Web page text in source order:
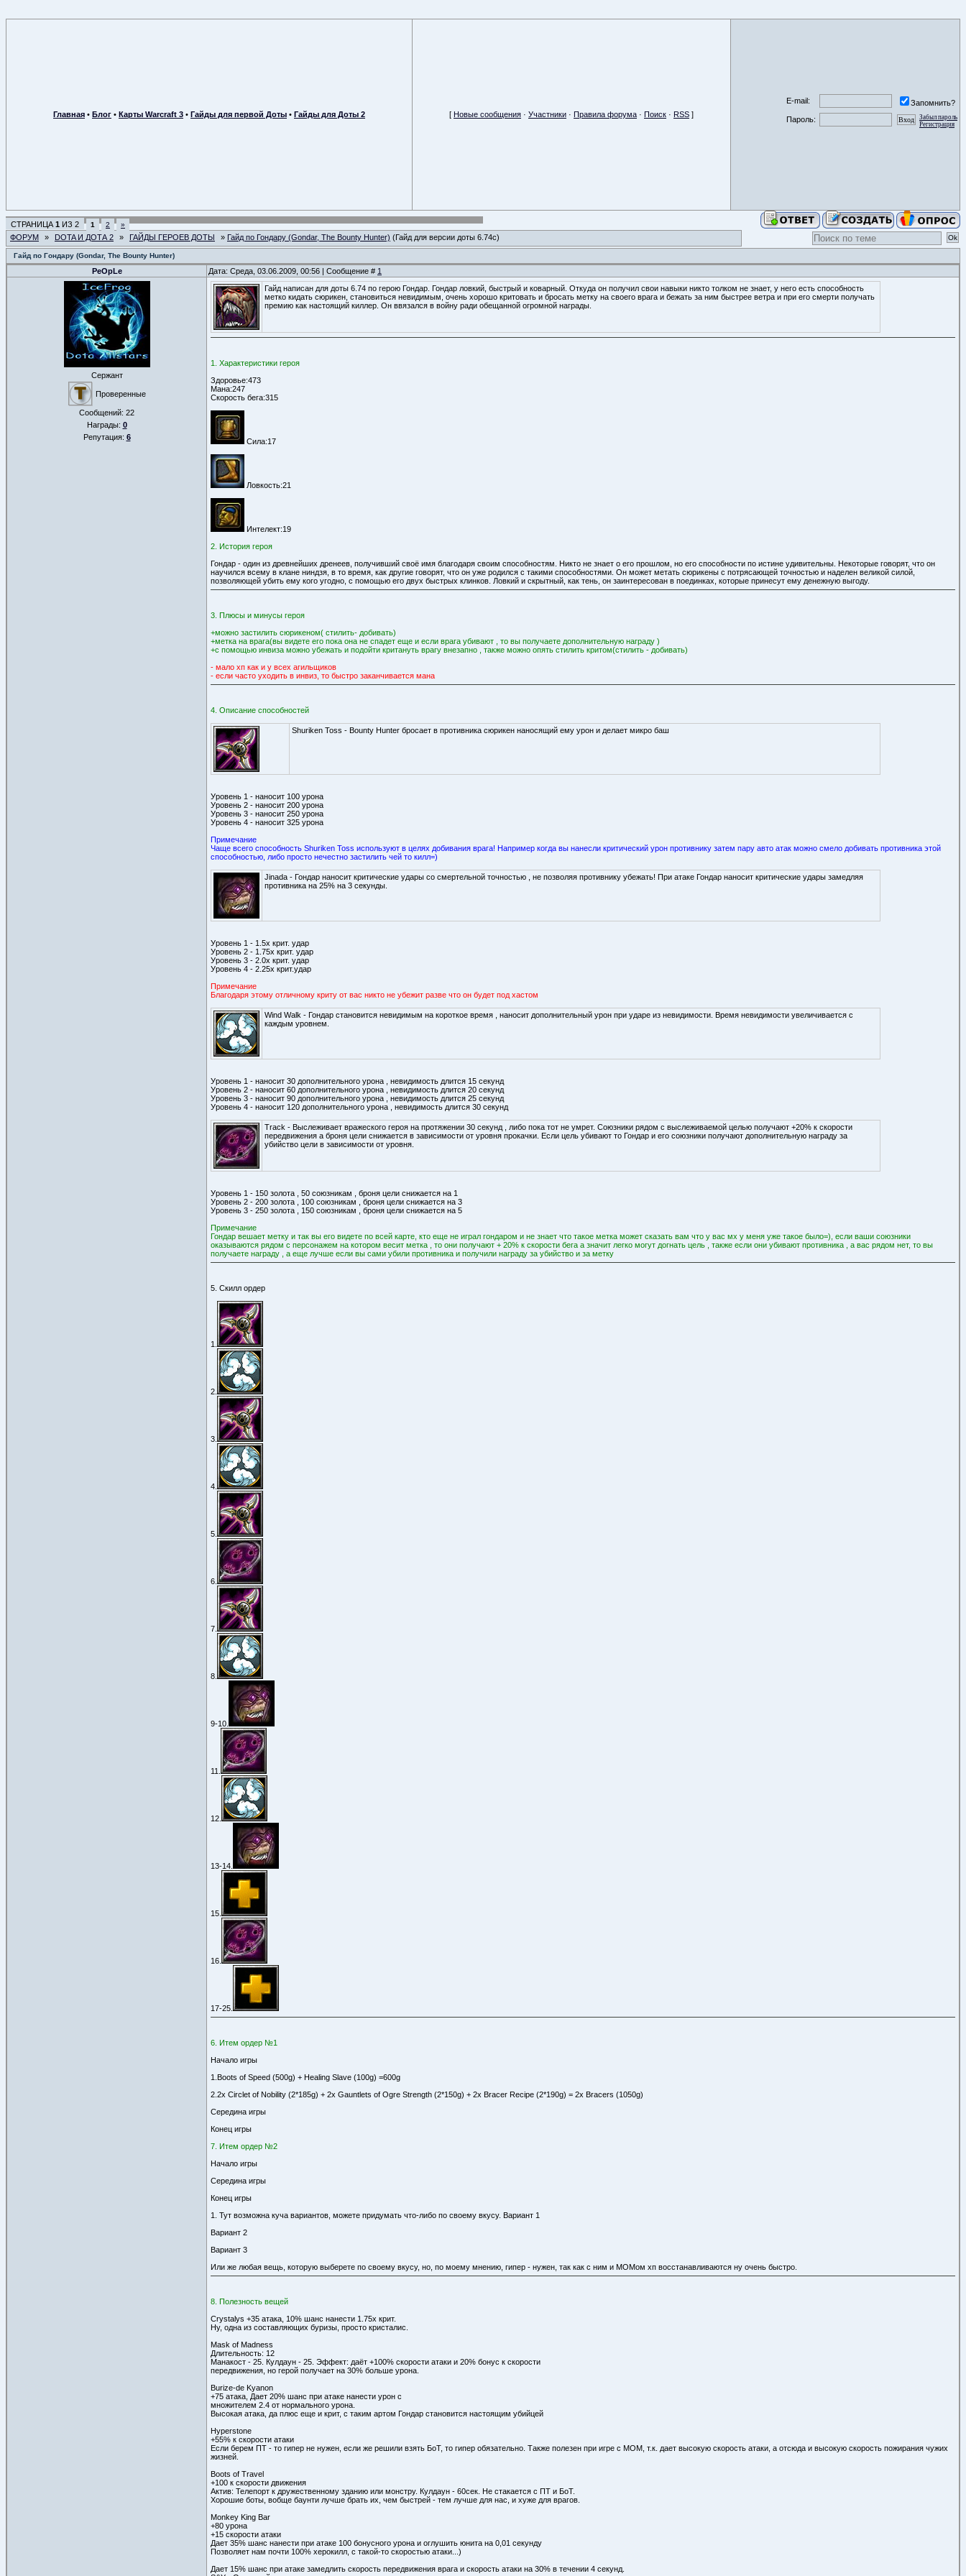
Главная • Блог • Карты Warcraft 3 • Гайды для первой Доты • Гайды для Доты 2 [ Новые сообщения · Участники · Правила форума · Поиск · RSS ]
E-mail:
Запомнить?
Пароль:
Забыл пароль
Регистрация
СТРАНИЦА 1 ИЗ 2 1 2 »
ФОРУМ » DOTA И ДОТА 2 » ГАЙДЫ ГЕРОЕВ ДОТЫ » Гайд по Гондару (Gondar, The Bounty Hunter) (Гайд для версии доты 6.74с)
Гайд по Гондару (Gondar, The Bounty Hunter)
PeOpLe Дата: Среда, 03.06.2009, 00:56 | Сообщение # 1
Сержант
Проверенные
Сообщений: 22
Награды: 0
Репутация: 6
Гайд написан для доты 6.74 по герою Гондар. Гондар ловкий, быстрый и коварный. Откуда он получил свои навыки никто толком не знает, у него есть способность
метко кидать сюрикен, становиться невидимым, очень хорошо критовать и бросать метку на своего врага и бежать за ним быстрее ветра и при его смерти получать
премию как настоящий киллер. Он ввязался в войну ради обещанной огромной награды.
1. Характеристики героя
Здоровье:473
Мана:247
Скорость бега:315
Сила:17
Ловкость:21
Интелект:19
2. История героя
Гондар - один из древнейших дренеев, получивший своё имя благодаря своим способностям. Никто не знает о его прошлом, но его способности по истине удивительны. Некоторые говорят, что он
научился всему в клане ниндзя, в то время, как другие говорят, что он уже родился с такими способностями. Он может метать сюрикены с потрясающей точностью и наделен великой силой,
позволяющей убить ему кого угодно, с помощью его двух быстрых клинков. Ловкий и скрытный, как тень, он заинтересован в поединках, которые принесут ему денежную выгоду.
3. Плюсы и минусы героя
+можно застилить сюрикеном( стилить- добивать)
+метка на врага(вы видете его пока она не спадет еще и если врага убивают , то вы получаете дополнительную награду )
+с помощью инвиза можно убежать и подойти критануть врагу внезапно , также можно опять стилить критом(стилить - добивать)
- мало хп как и у всех агильщиков
- если часто уходить в инвиз, то быстро заканчивается мана
4. Описание способностей
Shuriken Toss - Bounty Hunter бросает в противника сюрикен наносящий ему урон и делает микро баш
Уровень 1 - наносит 100 урона
Уровень 2 - наносит 200 урона
Уровень 3 - наносит 250 урона
Уровень 4 - наносит 325 урона
Примечание
Чаще всего способность Shuriken Toss используют в целях добивания врага! Например когда вы нанесли критический урон противнику затем пару авто атак можно смело добивать противника этой
способностью, либо просто нечестно застилить чей то килл=)
Jinada - Гондар наносит критические удары со смертельной точностью , не позволяя противнику убежать! При атаке Гондар наносит критические удары замедляя
противника на 25% на 3 секунды.
Уровень 1 - 1.5х крит. удар
Уровень 2 - 1.75х крит. удар
Уровень 3 - 2.0х крит. удар
Уровень 4 - 2.25х крит.удар
Примечание
Благодаря этому отличному криту от вас никто не убежит разве что он будет под хастом
Wind Walk - Гондар становится невидимым на короткое время , наносит дополнительный урон при ударе из невидимости. Время невидимости увеличивается с
каждым уровнем.
Уровень 1 - наносит 30 дополнительного урона , невидимость длится 15 секунд
Уровень 2 - наносит 60 дополнительного урона , невидимость длится 20 секунд
Уровень 3 - наносит 90 дополнительного урона , невидимость длится 25 секунд
Уровень 4 - наносит 120 дополнительного урона , невидимость длится 30 секунд
Track - Выслеживает вражеского героя на протяжении 30 секунд , либо пока тот не умрет. Союзники рядом с выслеживаемой целью получают +20% к скорости
передвижения а броня цели снижается в зависимости от уровня прокачки. Если цель убивают то Гондар и его союзники получают дополнительную награду за
убийство цели в зависимости от уровня.
Уровень 1 - 150 золота , 50 союзникам , броня цели снижается на 1
Уровень 2 - 200 золота , 100 союзникам , броня цели снижается на 3
Уровень 3 - 250 золота , 150 союзникам , броня цели снижается на 5
Примечание
Гондар вешает метку и так вы его видете по всей карте, кто еще не играл гондаром и не знает что такое метка может сказать вам что у вас мх у меня уже такое было=), если ваши союзники
оказываются рядом с персонажем на котором весит метка , то они получают + 20% к скорости бега а значит легко могут догнать цель , также если они убивают противника , а вас рядом нет, то вы
получаете награду , а еще лучше если вы сами убили противника и получили награду за убийство и за метку
5. Скилл ордер
1.
2.
3.
4.
5.
6.
7.
8.
9-10.
11.
12.
13-14.
15.
16.
17-25.
6. Итем ордер №1
Начало игры
1.Boots of Speed (500g) + Healing Slave (100g) =600g
2.2х Circlet of Nobility (2*185g) + 2x Gauntlets of Ogre Strength (2*150g) + 2x Bracer Recipe (2*190g) = 2x Bracers (1050g)
Середина игры
Конец игры
7. Итем ордер №2
Начало игры
Середина игры
Конец игры
1. Тут возможна куча вариантов, можете придумать что-либо по своему вкусу. Вариант 1
Вариант 2
Вариант 3
Или же любая вещь, которую выберете по своему вкусу, но, по моему мнению, гипер - нужен, так как с ним и МОМом хп восстанавливаются ну очень быстро.
8. Полезность вещей
Crystalys +35 атака, 10% шанс нанести 1.75х крит.
Ну, одна из составляющих буризы, просто кристалис.
Mask of Madness
Длительность: 12
Манакост - 25. Кулдаун - 25. Эффект: даёт +100% скорости атаки и 20% бонус к скорости
передвижения, но герой получает на 30% больше урона.
Burize-de Kyanon
+75 атака, Дает 20% шанс при атаке нанести урон с
множителем 2.4 от нормального урона.
Высокая атака, да плюс еще и крит, с таким артом Гондар становится настоящим убийцей
Hyperstone
+55% к скорости атаки
Если берем ПТ - то гипер не нужен, если же решили взять БоТ, то гипер обязательно. Также полезен при игре с МОМ, т.к. дает высокую скорость атаки, а отсюда и высокую скорость пожирания чужих
жизней.
Boots of Travel
+100 к скорости движения
Актив: Телепорт к дружественному зданию или монстру. Кулдаун - 60сек. Не стакается с ПТ и БоТ.
Хорошие боты, вобще баунти лучше брать их, чем быстрей - тем лучше для нас, и хуже для врагов.
Monkey King Bar
+80 урона
+15 скорости атаки
Дает 35% шанс нанести при атаке 100 бонусного урона и оглушить юнита на 0,01 секунду
Позволяет нам почти 100% херокилл, с такой-то скоростью атаки...)
Дает 15% шанс при атаке замедлить скорость передвижения врага и скорость атаки на 30% в течении 4 секунд.